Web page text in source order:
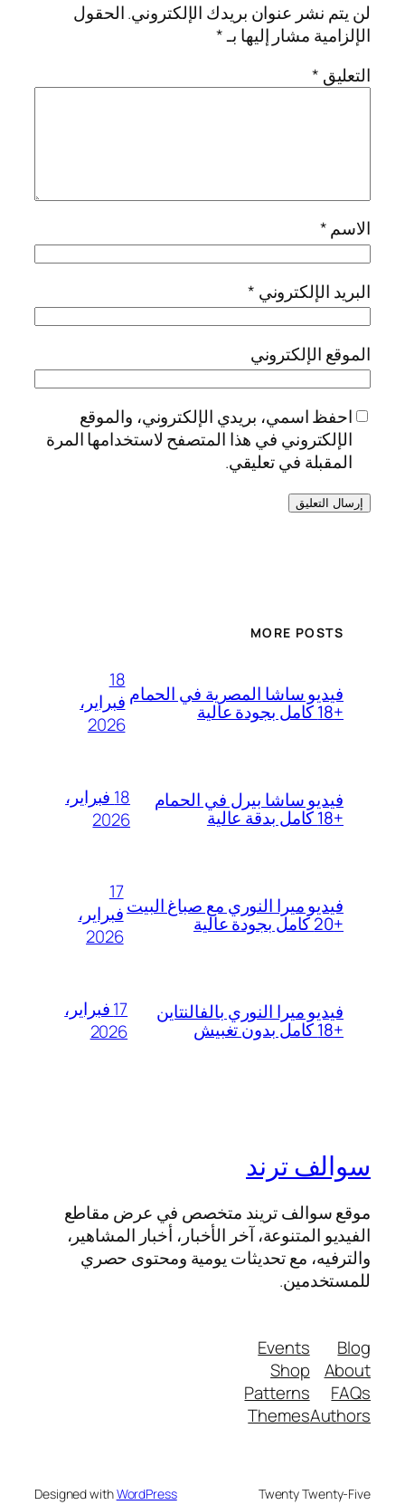
لن يتم نشر عنوان بريدك الإلكتروني.الحقول
الإلزامية مشار إليها بـ*
التعليق *
الاسم*
البريد الإلكتروني *
الموقع الإلكتروني
احفظ اسمي، بريدي الإلكتروني، والموقع
الإلكتروني في هذا المتصفح لاستخدامها المرة
المقبلة في تعليقي.
MORE POSTS
فيديو ساشا المصرية في الحمام
+18 كامل بجودة عالية
18
فبراير،
2026
فيديو ساشا بيرل في الحمام
+18 كامل بدقة عالية
18 فبراير،
2026
فيديو ميرا النوري مع صباغ البيت
+20 كامل بجودة عالية
17
فبراير،
2026
فيديو ميرا النوري بالفالنتاين
+18 كامل بدون تغبيش
17 فبراير،
2026
سوالف ترند
موقع سوالف تريند متخصص في عرض مقاطع
الفيديو المتنوعة، آخر الأخبار، أخبار المشاهير،
والترفيه، مع تحديثات يومية ومحتوى حصري
للمستخدمين.
Blog
About
FAQs
Authors
Events
Shop
Patterns
Themes
Twenty Twenty-Five
Designed withWordPress